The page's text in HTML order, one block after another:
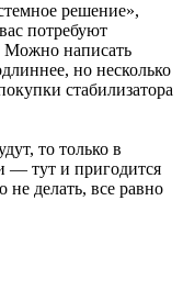
решение»,
потребуют
Можно написать
но несколько
стабилизатора
то только в
— тут и пригодится
делать, все равно